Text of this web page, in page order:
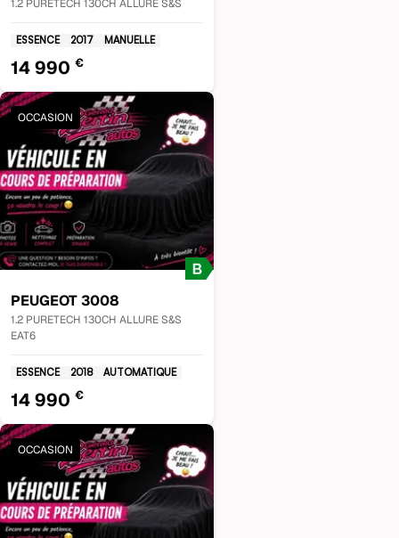
1.2 PURETECH 130CH ALLURE S&S
ESSENCE 2017 MANUELLE
14 990 €
OCCASION
PEUGEOT3008
1.2 PURETECH 130CH ALLURE S&S
EAT6
ESSENCE 2018 AUTOMATIQUE
14 990 €
OCCASION